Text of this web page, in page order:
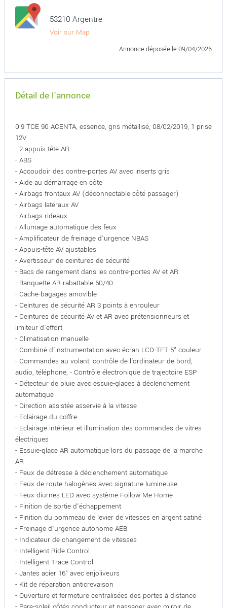
53210 Argentre
Voir sur Map
Annonce déposée le 09/04/2026
Détail de l'annonce
0.9 TCE 90 ACENTA, essence, gris métallisé, 08/02/2019, 1 prise
12V
- 2 appuis-tête AR
- ABS
- Accoudoir des contre-portes AV avec inserts gris
- Aide au démarrage en côte
- Airbags frontaux AV (déconnectable côté passager)
- Airbags latéraux AV
- Airbags rideaux
- Allumage automatique des feux
- Amplificateur de freinage d'urgence NBAS
- Appuis-tête AV ajustables
- Avertisseur de ceintures de sécurité
- Bacs de rangement dans les contre-portes AV et AR
- Banquette AR rabattable 60/40
- Cache-bagages amovible
- Ceintures de sécurité AR 3 points à enrouleur
- Ceintures de sécurité AV et AR avec prétensionneurs et
limiteur d'effort
- Climatisation manuelle
- Combiné d'instrumentation avec écran LCD-TFT 5" couleur
- Commandes au volant: contrôle de l'ordinateur de bord,
audio, téléphone, - Contrôle électronique de trajectoire ESP
- Détecteur de pluie avec essuie-glaces à déclenchement
automatique
- Direction assistée asservie à la vitesse
- Eclairage du coffre
- Eclairage intérieur et illumination des commandes de vitres
électriques
- Essuie-glace AR automatique lors du passage de la marche
AR
- Feux de détresse à déclenchement automatique
- Feux de route halogènes avec signature lumineuse
- Feux diurnes LED avec système Follow Me Home
- Finition de sortie d'échappement
- Finition du pommeau de levier de vitesses en argent satiné
- Freinage d'urgence autonome AEB
- Indicateur de changement de vitesses
- Intelligent Ride Control
- Intelligent Trace Control
- Jantes acier 16" avec enjoliveurs
- Kit de réparation anticrevaison
- Ouverture et fermeture centralisées des portes à distance